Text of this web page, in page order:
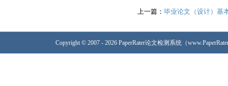
上一篇： 毕业论文（设计）基
Copyright © 2007 - 2026 PaperRater论文检测系统（